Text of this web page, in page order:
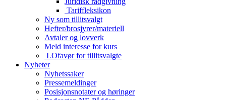
Tariffleksikon
Ny som tillitsvalgt
Hefter/brosjyrer/materiell
Avtaler og lovverk
Meld interesse for kurs
LOfavør for tillitsvalgte
Nyheter
Nyhetssaker
Pressemeldinger
Posisjonsnotater og høringer